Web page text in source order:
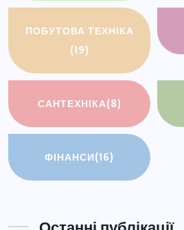
ПОБУТОВА ТЕХНІКА
(19)
САНТЕХНІКА(8)
ФІНАНСИ(16)